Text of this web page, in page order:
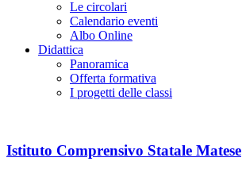
Le circolari
Calendario eventi
Albo Online
Didattica
Panoramica
Offerta formativa
I progetti delle classi
Istituto Comprensivo Statale Matese